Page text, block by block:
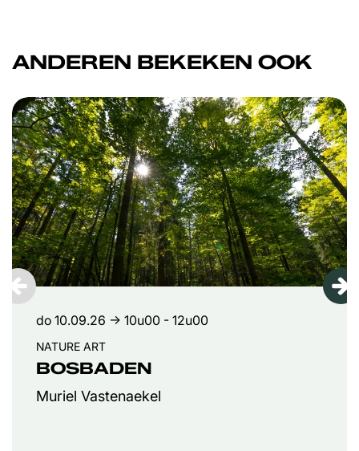
ANDEREN BEKEKEN OOK
Overslaan
BOSBADEN
Muriel Vastenaekel
NATURE ART
do 10.09.26 → 10u00 - 12u00